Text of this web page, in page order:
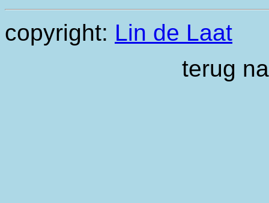
copyright: Lin de Laat
terug